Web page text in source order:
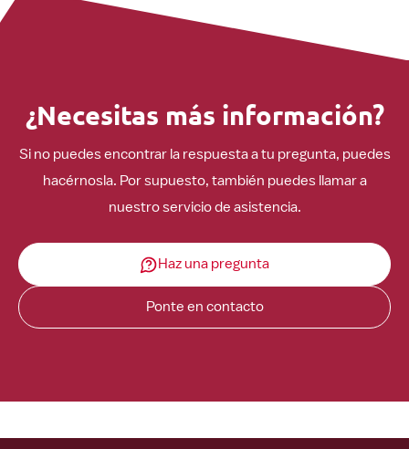
¿Necesitas más información?
Si no puedes encontrar la respuesta a tu pregunta, puedes
hacérnosla. Por supuesto, también puedes llamar a
nuestro servicio de asistencia.
Haz una pregunta
Ponte en contacto